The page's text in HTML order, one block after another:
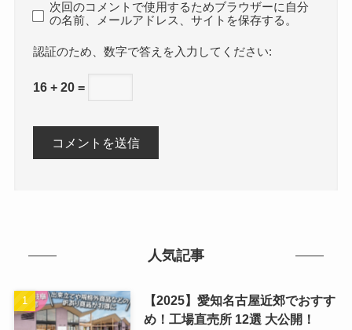
次回のコメントで使用するためブラウザーに自分
の名前、メールアドレス、サイトを保存する。
数字で答えを入力してください:
16 + 20 =
人気記事
【2025】愛知名古屋近郊でおすす
め！工場直売所 12選 大公開！